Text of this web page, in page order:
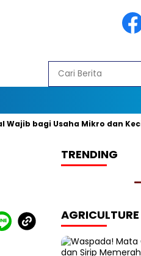
Usaha Mikro dan Kecil? Ini
TRENDING
AGRICULTURE